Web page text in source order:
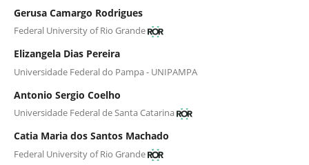
Gerusa Camargo Rodrigues
Federal University of Rio Grande
Elizangela Dias Pereira
Universidade Federal do Pampa - UNIPAMPA
Antonio Sergio Coelho
Universidade Federal de Santa Catarina
Catia Maria dos Santos Machado
Federal University of Rio Grande